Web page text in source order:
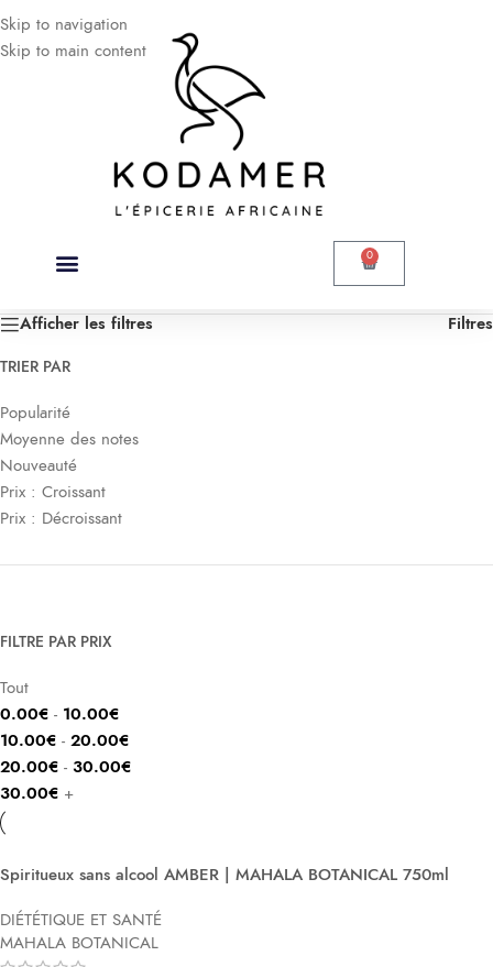
Skip to navigation
Skip to main content
0
Voici le seul résultat
Afficher les filtres
Filtres
TRIER PAR
Popularité
Moyenne des notes
Nouveauté
Prix : Croissant
Prix : Décroissant
FILTRE PAR PRIX
Tout
0.00€ - 10.00€
10.00€ - 20.00€
20.00€ - 30.00€
30.00€ +
Spiritueux sans alcool AMBER | MAHALA BOTANICAL 750ml
DIÉTÉTIQUE ET SANTÉ
MAHALA BOTANICAL